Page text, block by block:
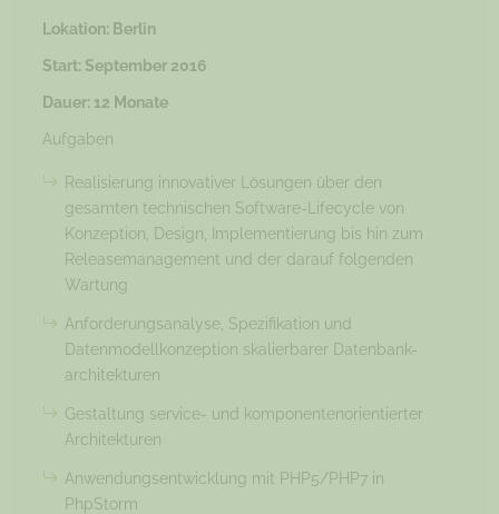
Lokation: Berlin
Start: September 2016
Dauer: 12 Monate
Aufgaben
Realisierung innovativer Lösungen über den
gesamten technischen Software-Lifecycle von
Konzeption, Design, Implementierung bis hin zum
Releasemanagement und der darauf folgenden
Wartung
Anforderungsanalyse, Spezifikation und
Datenmodellkonzeption skalierbarer Datenbank-
architekturen
Gestaltung service- und komponentenorientierter
Architekturen
Anwendungsentwicklung mit PHP5/PHP7 in
PhpStorm